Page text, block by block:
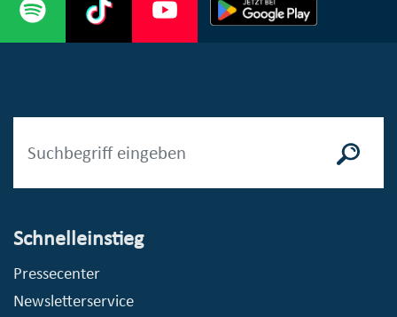
Schnelleinstieg
Pressecenter
Newsletterservice